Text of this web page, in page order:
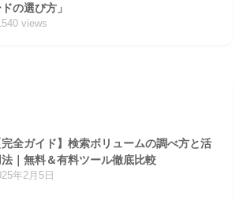
の選び方」
views
完全ガイド】検索ボリュームの調べ方と活
法｜無料＆有料ツール徹底比較
年2月5日